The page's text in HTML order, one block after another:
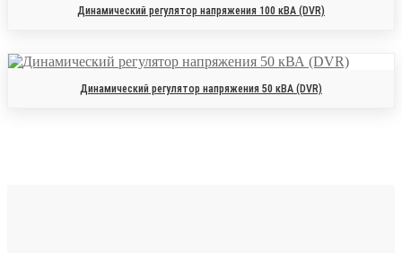
Динамический регулятор напряжения 100 кВА (DVR)
Динамический регулятор напряжения 50 кВА (DVR)